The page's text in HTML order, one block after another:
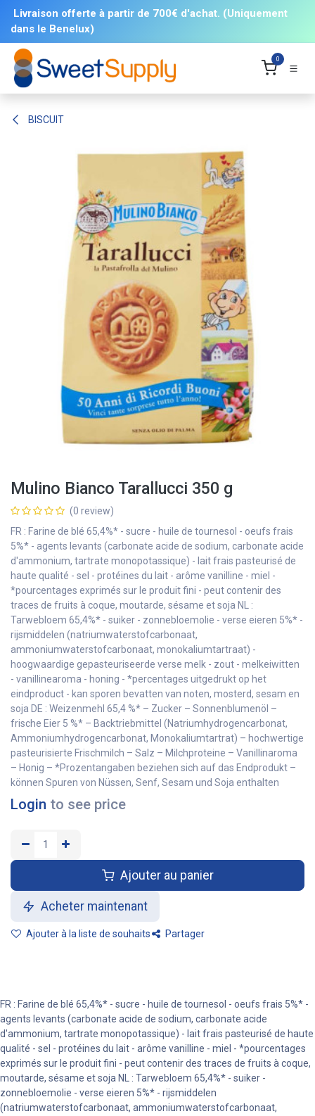
Livraison offerte à partir de 700€ d'achat. (Uniquement
dans le Benelux)
0
BISCUIT
Mulino Bianco Tarallucci 350 g
(0 review)
FR : Farine de blé 65,4%* - sucre - huile de tournesol - oeufs frais
5%* - agents levants (carbonate acide de sodium, carbonate acide
d'ammonium, tartrate monopotassique) - lait frais pasteurisé de
haute qualité - sel - protéines du lait - arôme vanilline - miel -
*pourcentages exprimés sur le produit fini - peut contenir des
traces de fruits à coque, moutarde, sésame et soja NL :
Tarwebloem 65,4%* - suiker - zonnebloemolie - verse eieren 5%* -
rijsmiddelen (natriumwaterstofcarbonaat,
ammoniumwaterstofcarbonaat, monokaliumtartraat) -
hoogwaardige gepasteuriseerde verse melk - zout - melkeiwitten
- vanillinearoma - honing - *percentages uitgedrukt op het
eindproduct - kan sporen bevatten van noten, mosterd, sesam en
soja DE : Weizenmehl 65,4 %* – Zucker – Sonnenblumenöl –
frische Eier 5 %* – Backtriebmittel (Natriumhydrogencarbonat,
Ammoniumhydrogencarbonat, Monokaliumtartrat) – hochwertige
pasteurisierte Frischmilch – Salz – Milchproteine ​​– Vanillinaroma
– Honig – *Prozentangaben beziehen sich auf das Endprodukt –
können Spuren von Nüssen, Senf, Sesam und Soja enthalten
Login to see price
Ajouter au panier
Acheter maintenant
Ajouter à la liste de souhaits Partager
FR : Farine de blé 65,4%* - sucre - huile de tournesol - oeufs frais 5%* -
agents levants (carbonate acide de sodium, carbonate acide
d'ammonium, tartrate monopotassique) - lait frais pasteurisé de haute
qualité - sel - protéines du lait - arôme vanilline - miel - *pourcentages
exprimés sur le produit fini - peut contenir des traces de fruits à coque,
moutarde, sésame et soja NL : Tarwebloem 65,4%* - suiker -
zonnebloemolie - verse eieren 5%* - rijsmiddelen
(natriumwaterstofcarbonaat, ammoniumwaterstofcarbonaat,